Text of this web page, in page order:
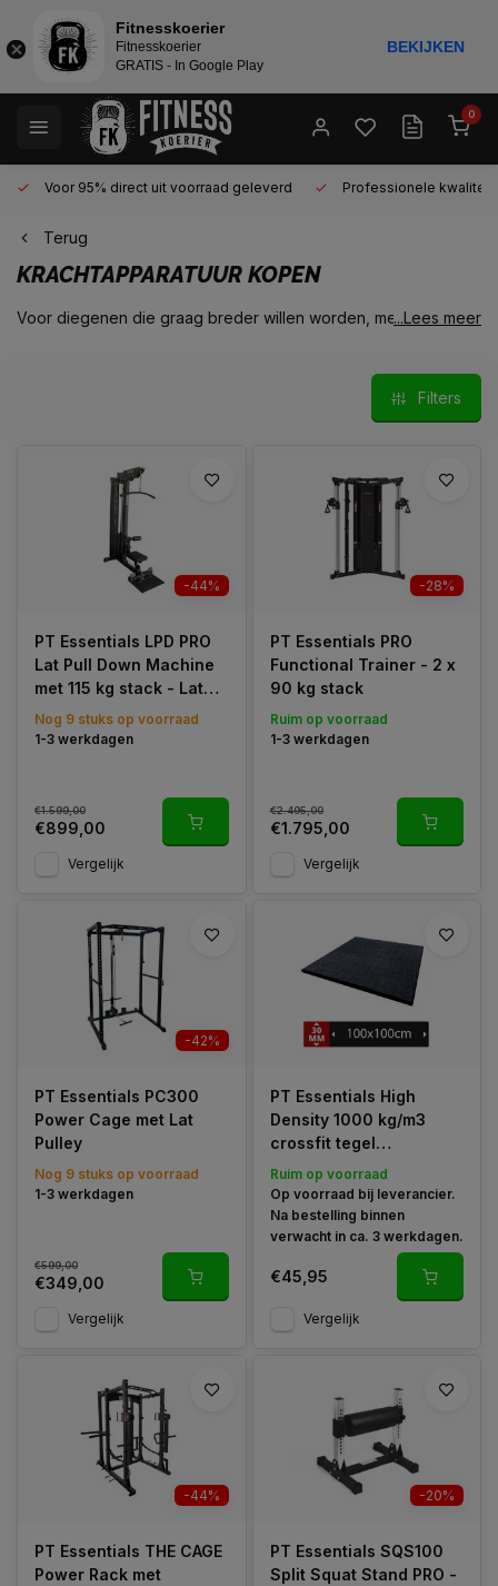
0
Voor 95% direct uit voorraad geleverd Professionele kwaliteit
Terug
KRACHTAPPARATUUR KOPEN
Voor diegenen die graag breder willen worden, meer body
het uitvoeren van krachttraining met als doel het verkrijgen van
meer spiermassa, pas je het principe van spierdystrofie toe:
door het zwaar belasten van de spieren door krachttraining,
zullen door rust en herstel worden opgevuld door nieuwe
eiwitstructuren waardoor de massa van de spier zal toenemen.
Dit is een proces dat zichzelf blijft herhalen met als resultaat
dat de totale spiermassa zal toenemen.
Behalve de toename van kracht, helpt gerichte krachttraining
op krachtapparatuur je niet alleen om breder te worden, maar
laat het ook je laatste vetlaag wegsmelten. Dus om snel af te
vallen, is het raadzaam niet alleen aan cardio-fitness te doen.
De juiste combinatie geeft de beste resultaten.
...Lees meer
Filters
-44%
PT Essentials LPD PRO
Lat Pull Down Machine
met 115 kg stack - Lat
Pulldown
Nog 9 stuks op voorraad
1-3 werkdagen
€1.599,00
€899,00
Vergelijk
-28%
PT Essentials PRO
Functional Trainer - 2 x
90 kg stack
Ruim op voorraad
1-3 werkdagen
€2.495,00
€1.795,00
Vergelijk
-42%
PT Essentials PC300
Power Cage met Lat
Pulley
Nog 9 stuks op voorraad
1-3 werkdagen
€599,00
€349,00
Vergelijk
PT Essentials High
Density 1000 kg/m3
crossfit tegel
100x100x3 cm
Ruim op voorraad
Op voorraad bij leverancier.
Na bestelling binnen
verwacht in ca. 3 werkdagen.
€45,95
Vergelijk
-44%
PT Essentials THE CAGE
Power Rack met
-20%
PT Essentials SQS100
Split Squat Stand PRO -
Fitnesskoerier
Fitnesskoerier
GRATIS - In Google Play
BEKIJKEN